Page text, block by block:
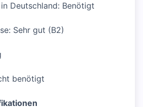
Deutschland: Benötigt
Sehr gut (B2)
benötigt